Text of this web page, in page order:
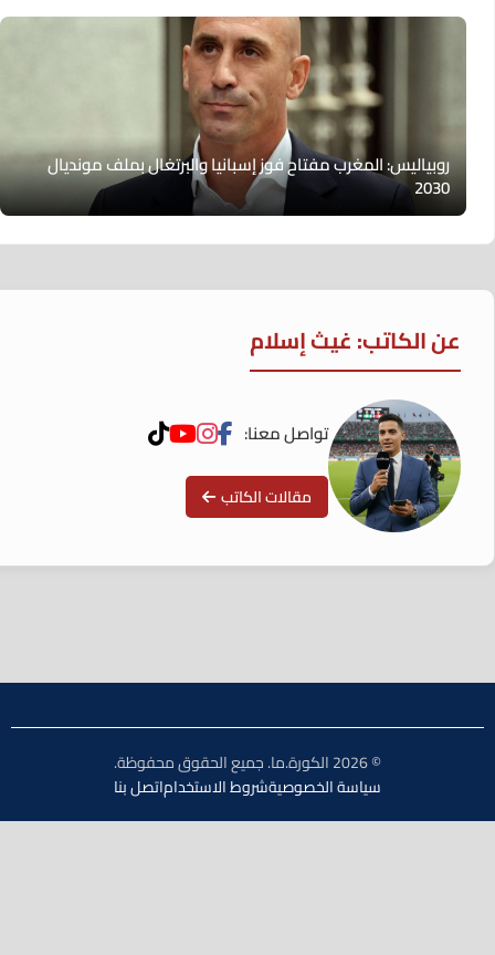
روبياليس: المغرب مفتاح فوز إسبانيا والبرتغال بملف مونديال
2030
عن الكاتب: غيث إسلام
تواصل معنا:
مقالات الكاتب
سياسة الخصوصيةشروط الاستخداماتصل بنا